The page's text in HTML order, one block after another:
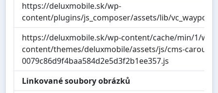
https://deluxmobile.sk/wp-
content/plugins/js_composer/assets/lib/
https://deluxmobile.sk/wp-content/cache/min/1/wp-
content/themes/deluxmobile/assets/js/cms-
0079c86d9f4baa584d2e5d3f2b1ee357.js
Linkované soubory obrázků